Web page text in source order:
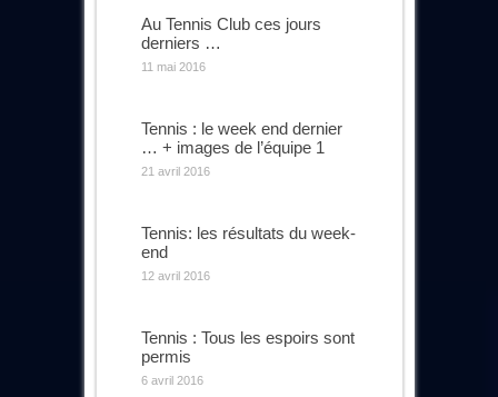
Au Tennis Club ces jours
derniers …
11 mai 2016
Tennis : le week end dernier
… + images de l’équipe 1
21 avril 2016
Tennis: les résultats du week-
end
12 avril 2016
Tennis : Tous les espoirs sont
permis
6 avril 2016